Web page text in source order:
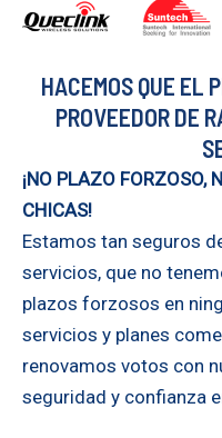
HACEMOS QUE EL
PROVEEDOR DE
¡NO PLAZO FORZOSO,
CHICAS!
Estamos tan seguros
servicios, que no
plazos forzosos en
servicios y planes
renovamos votos con
seguridad y confianza